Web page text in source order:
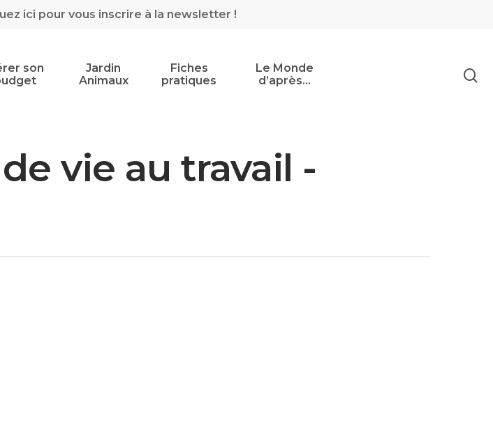
ici pour vous inscrire à la newsletter !
son
Jardin
Animaux
Fiches
pratiques
Le Monde
d’après…
vie au travail -